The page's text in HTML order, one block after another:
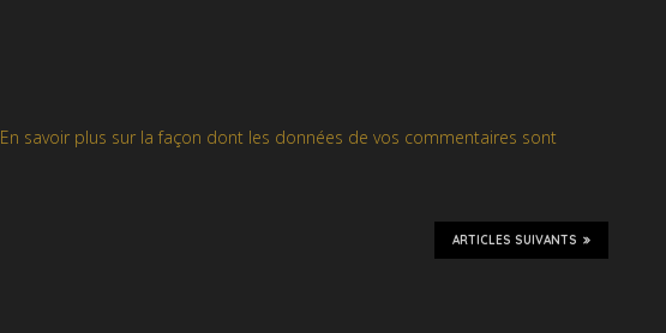
En savoir plus sur la façon dont les données de vos commentaires sont
ARTICLES SUIVANTS